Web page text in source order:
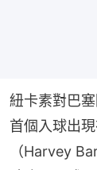
紐卡素對巴
首個入球出
（Harvey